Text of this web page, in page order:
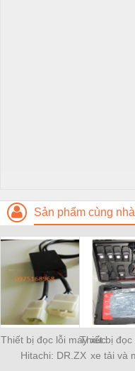
Sản phẩm cùng
Thiết bị đọc lỗi máy xúc
Hitachi: DR.ZX
Thiết bị đọc
xe tải và